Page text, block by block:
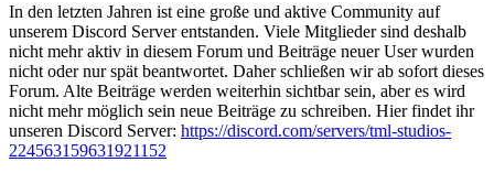
In den letzten Jahren ist eine große und aktive Community auf
unserem Discord Server entstanden. Viele Mitglieder sind deshalb
nicht mehr aktiv in diesem Forum und Beiträge neuer User wurden
nicht oder nur spät beantwortet. Daher schließen wir ab sofort dieses
Forum. Alte Beiträge werden weiterhin sichtbar sein, aber es wird
nicht mehr möglich sein neue Beiträge zu schreiben. Hier findet ihr
unseren Discord Server: https://discord.com/servers/tml-studios-
224563159631921152